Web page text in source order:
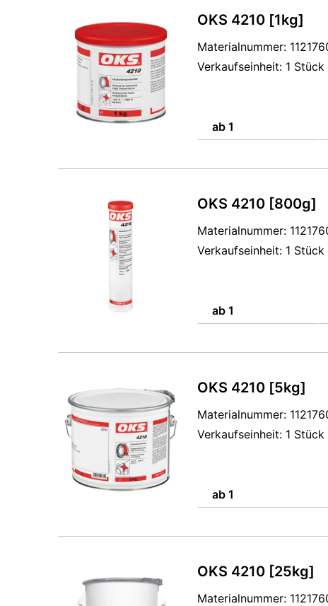
OKS 4210 [1kg]
Materialnummer:
Verkaufseinheit: 1 Stück
ab 1
OKS 4210 [800g]
Materialnummer:
Verkaufseinheit: 1 Stück
ab 1
OKS 4210 [5kg]
Materialnummer:
Verkaufseinheit: 1 Stück
ab 1
OKS 4210 [25kg]
Materialnummer: